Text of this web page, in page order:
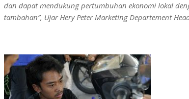
dan dapat mendukung pertumbuhan ekonomi lokal
tambahan”, Ujar Hery Peter Marketing Departement